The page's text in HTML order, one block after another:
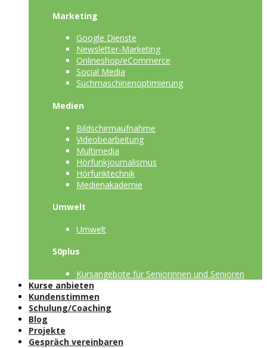
Marketing
Google Dienste
Newsletter-Marketing
Onlineshop/eCommerce
Social Media
Suchmaschinenoptimierung
Medien
Bildschirmaufnahme
Videobearbeitung
Multimedia
Hörfunkjournalismus
Hörfunktechnik
Medienakademie
Umwelt
Umwelt
50plus
Kursangebote für Seniorinnen und Senioren
Kurse anbieten
Kundenstimmen
Schulung/Coaching
Blog
Projekte
Gespräch vereinbaren